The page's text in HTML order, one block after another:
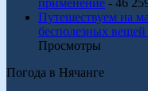
применение - 46
Путешествуем на
бесполезных
Просмотры
Погода в Нячанге